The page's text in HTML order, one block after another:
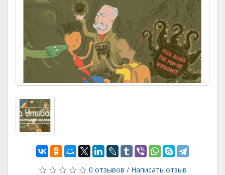
0 отзывов / Написать отзыв